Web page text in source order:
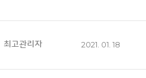
최고관리자 2021. 01. 18